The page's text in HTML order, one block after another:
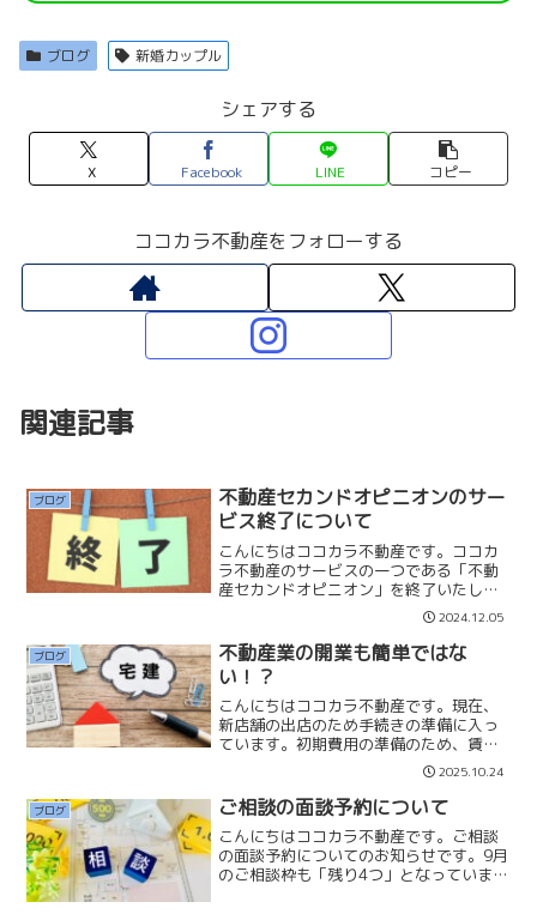
ブログ 新婚カップル
シェアする
X Facebook LINE コピー
ココカラ不動産をフォローする
関連記事
ブログ
不動産セカンドオピニオンのサー
ビス終了について
こんにちはココカラ不動産です。ココカ
ラ不動産のサービスの一つである「不動
産セカンドオピニオン」を終了いたしま
す。今まで新築マンションや新築戸建
て、中古マンションについてのご相談を
お受けして、アドバイスをさせていただ
いておりましたが、いくつか...
2024.12.05
ブログ
不動産業の開業も簡単ではな
い！？
こんにちはココカラ不動産です。現在、
新店舗の出店のため手続きの準備に入っ
ています。初期費用の準備のため、賃貸
の管理会社、宅建協会、屋外看板業者、
サイネージ(モニター)、店舗備品等で問
合せています。賃貸契約初期費用→約２
００万円宅建協会→約１...
2025.10.24
ブログ ご相談の面談予約について
こんにちはココカラ不動産です。ご相談
の面談予約についてのお知らせです。9月
のご相談枠も「残り4つ」となっていま